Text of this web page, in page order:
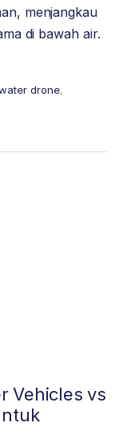
menjangkau
di bawah air.
drone,
Vehicles vs